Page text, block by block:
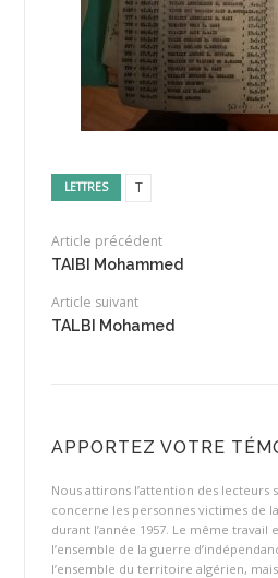
LETTRES T
Article précédent
TAIBI Mohammed
Article suivant
TALBI Mohamed
APPORTEZ VOTRE
Nous attirons l’attention des lecteurs
concerne les personnes victimes de
durant l’année 1957. Le même travail
l’ensemble de la guerre
l’ensemble du territoire algérien,